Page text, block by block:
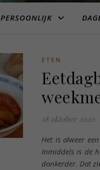
PERSOONLIJK
ETEN
18 oktober 2020
Het is alweer
Inmiddels is de
donkerder. Dat